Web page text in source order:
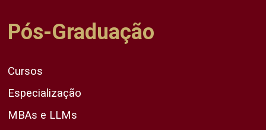
Pós-Graduação
Cursos
Especialização
MBAs e LLMs